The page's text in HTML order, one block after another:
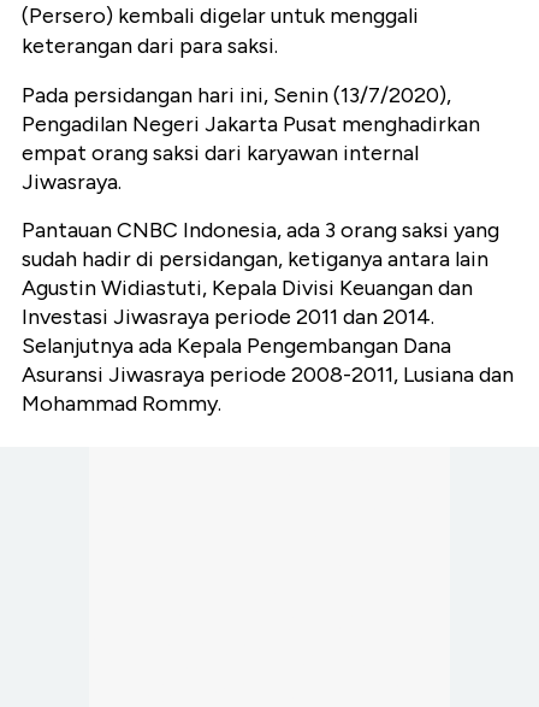
(Persero) kembali digelar untuk menggali
keterangan dari para saksi.
Pada persidangan hari ini, Senin (13/7/2020),
Pengadilan Negeri Jakarta Pusat menghadirkan
empat orang saksi dari karyawan internal
Jiwasraya.
Pantauan CNBC Indonesia, ada 3 orang saksi yang
sudah hadir di persidangan, ketiganya antara lain
Agustin Widiastuti, Kepala Divisi Keuangan dan
Investasi Jiwasraya periode 2011 dan 2014.
Selanjutnya ada Kepala Pengembangan Dana
Asuransi Jiwasraya periode 2008-2011, Lusiana dan
Mohammad Rommy.